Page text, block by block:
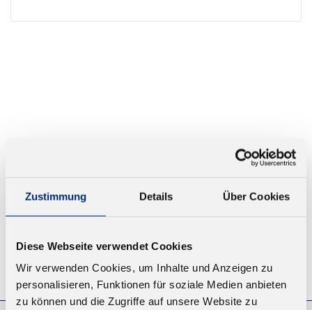
Zustimmung Details Über Cookies
Diese Webseite verwendet Cookies
Wir verwenden Cookies, um Inhalte und Anzeigen zu
personalisieren, Funktionen für soziale Medien anbieten
zu können und die Zugriffe auf unsere Website zu
© KLEIBERIT SE & CO. KG, Max-Becker-Str. 4, 76356 Weingarten,
Germany